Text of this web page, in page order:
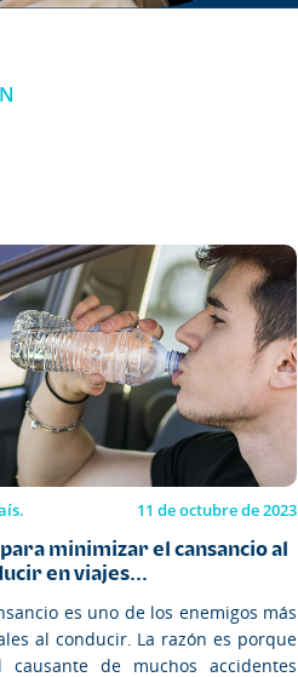
11 de octubre de 2023
minimizar el cansancio al
en viajes...
es uno de los enemigos más
al conducir. La razón es porque
causante de muchos accidentes